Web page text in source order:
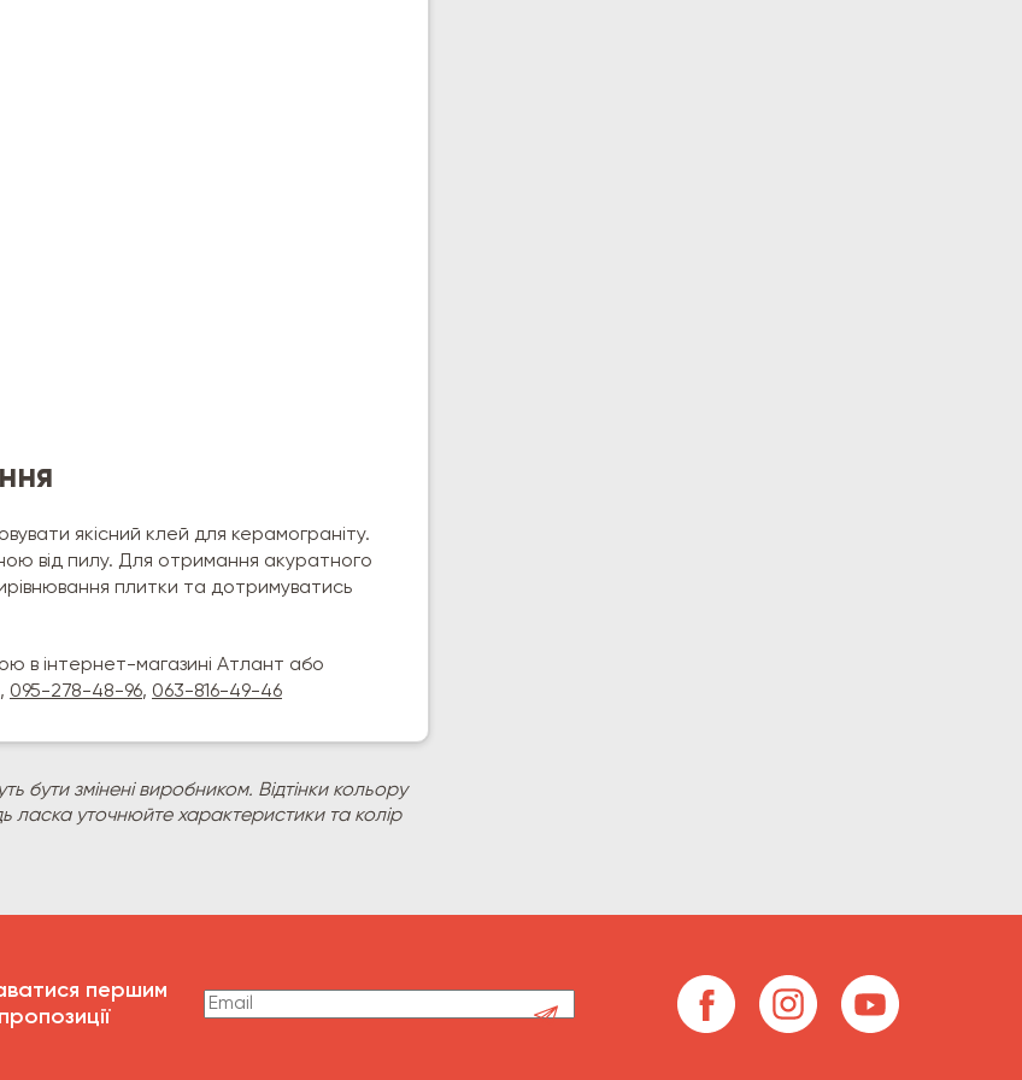
якісний клей для керамограніту.
від пилу. Для отримання акуратного
плитки та дотримуватись
в інтернет-магазині Атлант або
, 095-278-48-96, 063-816-49-46
бути змінені виробником. Відтінки кольору
ласка уточнюйте характеристики та колір
першим